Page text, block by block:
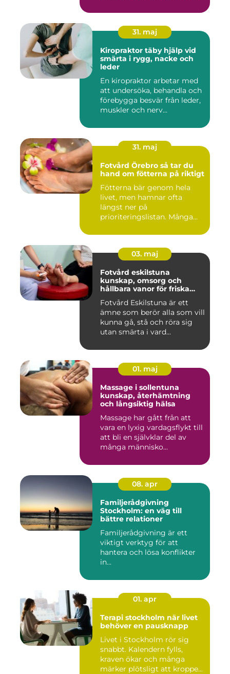
31. maj
Kiropraktor täby hjälp vid
smärta i rygg, nacke och
leder
En kiropraktor arbetar med
att undersöka, behandla och
förebygga besvär från leder,
muskler och nerv...
31. maj
Fotvård Örebro så tar du
hand om fötterna på riktigt
Fötterna bär genom hela
livet, men hamnar ofta
längst ner på
prioriteringslistan. Många
03. maj
Fotvård eskilstuna
kunskap, omsorg och
hållbara vanor för friska
Fotvård Eskilstuna är ett
ämne som berör alla som vill
kunna gå, stå och röra sig
utan smärta i vard...
01. maj
Massage i sollentuna
kunskap, återhämtning
och långsiktig hälsa
Massage har gått från att
vara en lyxig vardagsflykt till
att bli en självklar del av
många människo...
08. apr
Familjerådgivning
Stockholm: en väg till
bättre relationer
Familjerådgivning är ett
viktigt verktyg för att
hantera och lösa konflikter
in...
01. apr
Terapi stockholm när livet
behöver en pausknapp
Livet i Stockholm rör sig
snabbt. Kalendern fylls,
kraven ökar och många
märker plötsligt att kroppe...